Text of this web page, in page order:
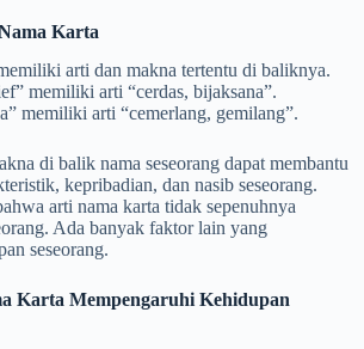
Karta
arti dan makna tertentu di baliknya.
memiliki arti “cerdas, bijaksana”.
memiliki arti “cemerlang, gemilang”.
di balik nama seseorang dapat membantu
kepribadian, dan nasib seseorang.
arti nama karta tidak sepenuhnya
Ada banyak faktor lain yang
seseorang.
Karta Mempengaruhi Kehidupan